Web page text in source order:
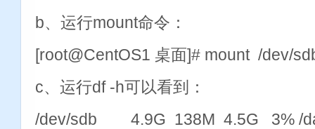
b、运行mount命令：
[root@CentOS1 桌面]# mount /dev/
c、运行df -h可以看到：
/dev/sdb 4.9G 138M 4.5G 3% /